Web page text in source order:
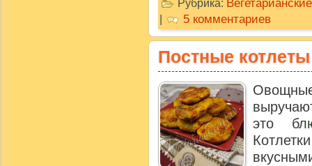
Рубрика:
5 комментариев
Постные
это